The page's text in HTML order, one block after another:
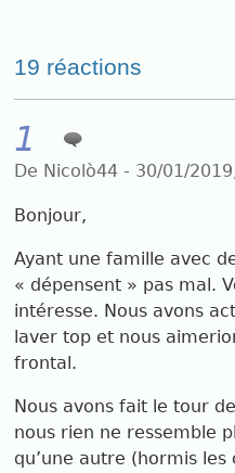
19 réactions
1
De Nicolò44 - 30/01/
Bonjour,
Ayant une famille avec
« dépensent » pas mal.
intéresse. Nous avons
laver top et nous
frontal.
Nous avons fait le tour
nous rien ne ressemble
qu’une autre (hormis les